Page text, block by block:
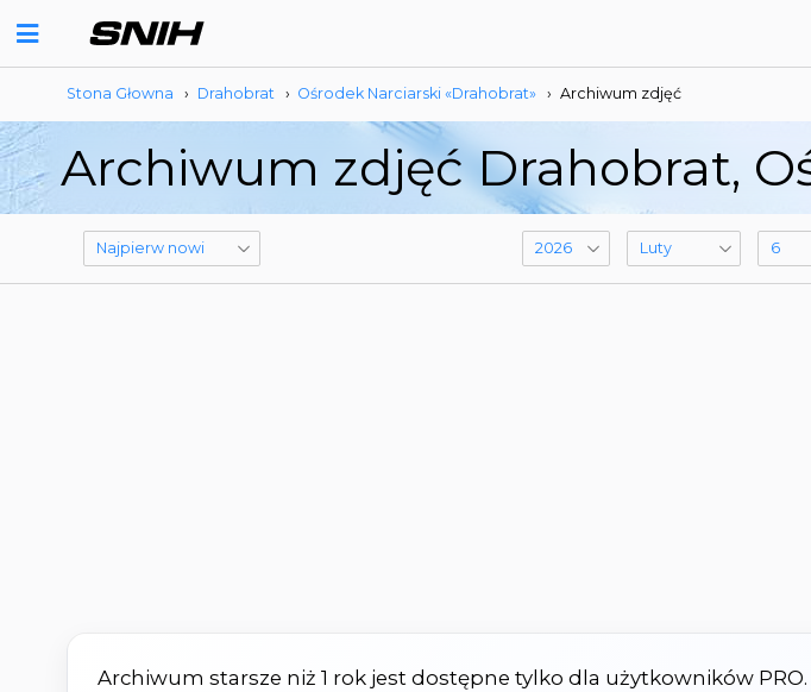
Stona Głowna › Drahobrat › Ośrodek Narciarski «Drahobrat» › Archiwum zdjęć
Archiwum zdjęć Drahobrat,
Archiwum starsze niż 1 rok jest dostępne tylko dla użytkowników PRO.